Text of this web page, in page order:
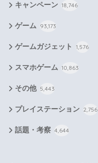
キャンペーン 18,746
ゲーム 93,173
ゲームガジェット 1,576
スマホゲーム 10,863
その他 5,443
プレイステーション 2,756
話題・考察 4,644